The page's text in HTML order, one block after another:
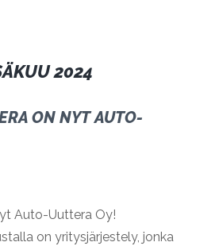
2024
ON NYT AUTO-
Auto-Uuttera Oy!
on yritysjärjestely, jonka